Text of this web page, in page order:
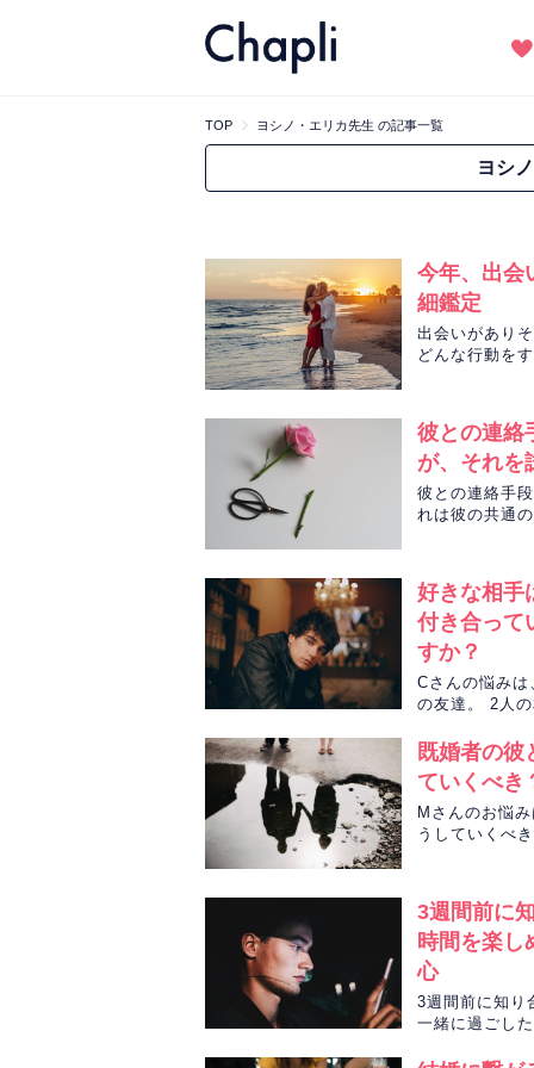
TOP ヨシノ・エリカ先生 の記事一覧
ヨシ
今年、出会
細鑑定
出会いがあり
どんな行動を
彼との連絡
が、それを
彼との連絡手
れは彼の共通
好きな相手
付き合って
すか？
Cさんの悩み
の友達。 2人
既婚者の彼
ていくべき
Mさんのお悩
うしていくべ
3週間前に
時間を楽し
心
3週間前に知り
一緒に過ごし